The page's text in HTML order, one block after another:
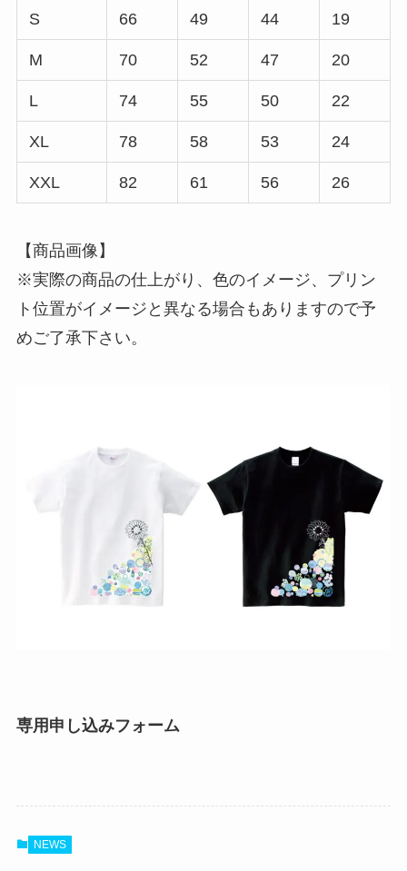
NEWS
LIVE
STAFF BLOG
S 66 49 44 19
M 70 52 47 20
L 74 55 50 22
XL 78 58 53 24
XXL 82 61 56 26
【商品画像】
※実際の商品の仕上がり、色のイメージ、プリン
ト位置がイメージと異なる場合もありますので予
めご了承下さい。
専用申し込みフォーム
NEWS